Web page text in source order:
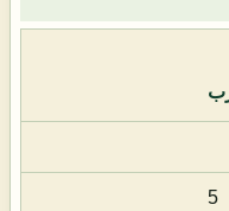
5